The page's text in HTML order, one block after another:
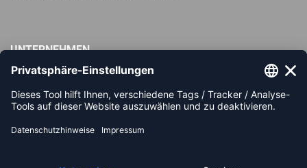
UNTERNEHMEN
Impressum
AGB
Widerrufsbelehrung